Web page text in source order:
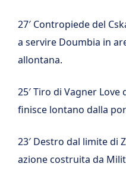
27′ Contropiede del
a servire Doumbia in
allontana.
25′ Tiro di Vagner
finisce lontano dalla
23′ Destro dal limite di
azione costruita da